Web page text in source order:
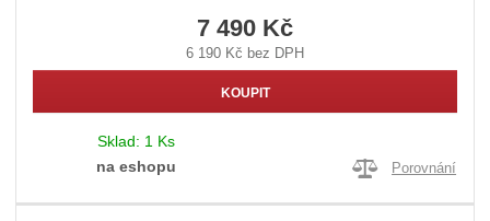
7 490 Kč
6 190 Kč bez DPH
KOUPIT
Sklad: 1 Ks
na eshopu
Porovnání